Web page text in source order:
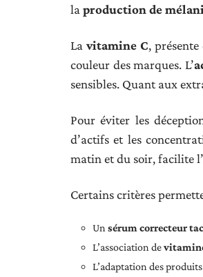
la production de
La vitamine C,
couleur des marques. L’
sensibles. Quant aux
Pour éviter les
d’actifs et les
matin et du soir, facilite
Certains critères
Un sérum correcteur
L’association de
L’adaptation des